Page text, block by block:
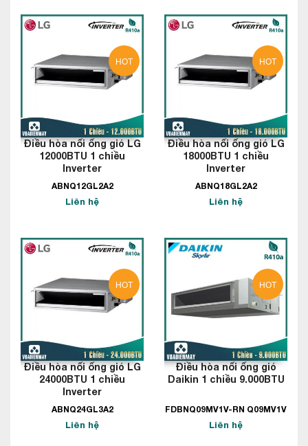
HOT
Điều hòa nối ống gió LG
12000BTU 1 chiều
Inverter
ABNQ12GL2A2
Liên hệ
HOT
Điều hòa nối ống gió LG
18000BTU 1 chiều
Inverter
ABNQ18GL2A2
Liên hệ
HOT
Điều hòa nối ống gió LG
24000BTU 1 chiều
Inverter
ABNQ24GL3A2
Liên hệ
HOT
Điều hòa nối ống gió
Daikin 1 chiều 9.000BTU
FDBNQ09MV1V-RN Q09MV1V
Liên hệ